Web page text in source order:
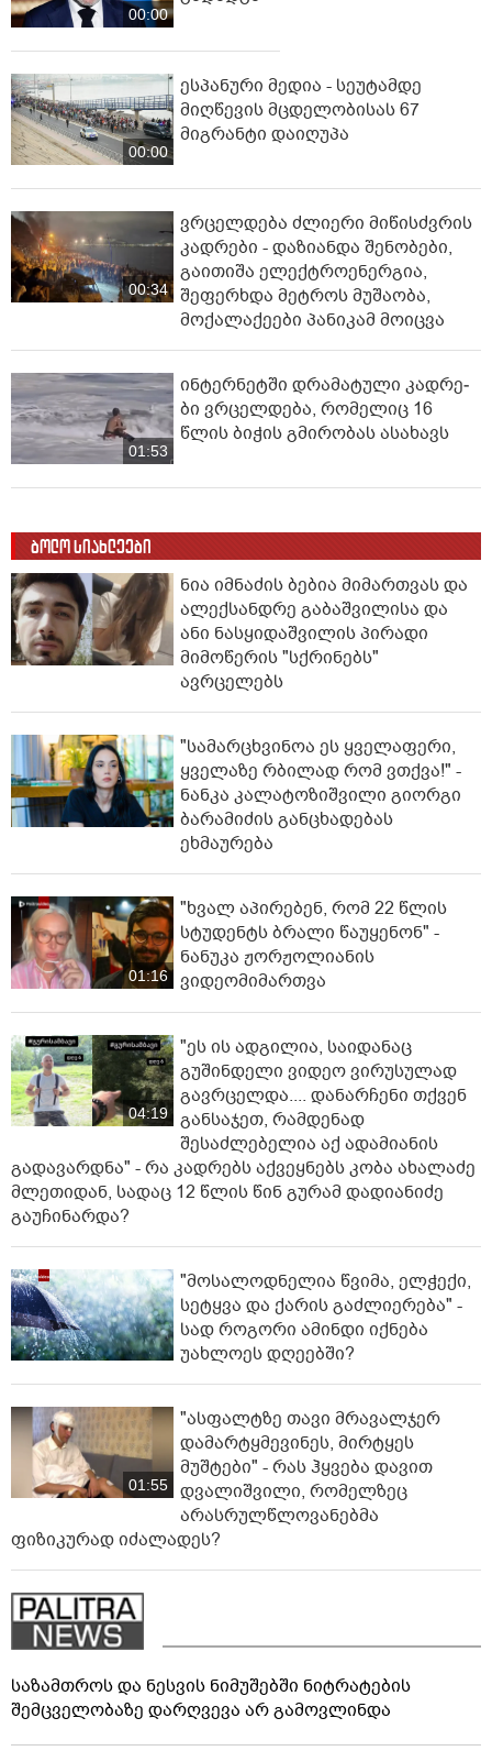
00:00
00:00
ესპანური მედია - სეუტამდე
მიღწევის მცდელობისას 67
მიგრანტი დაიღუპა
00:34
ვრცელდება ძლიერი მიწისძვრის
კადრები - დაზიანდა შენობები,
გაითიშა ელექტროენერგია,
შეფერხდა მეტროს მუშაობა,
მოქალაქეები პანიკამ მოიცვა
01:53
ინ­ტერ­ნეტ­ში დრა­მა­ტუ­ლი კად­რე­
ბი ვრცელდება, რომელიც 16
წლის ბიჭის გმირობას ასახავს
ბოლო სიახლეები
ნია იმნაძის ბებია მიმართვას და
ალექსანდრე გაბაშვილისა და
ანი ნასყიდაშვილის პირადი
მიმოწერის "სქრინებს"
ავრცელებს
"სა­მარ­ცხვი­ნოა ეს ყვე­ლა­ფე­რი,
ყვე­ლა­ზე რბი­ლად რომ ვთქვა!" -
ნანკა კალატოზიშვილი გიორგი
ბარამიძის განცხადებას
ეხმაურება
01:16
"ხვალ აპირებენ, რომ 22 წლის
სტუდენტს ბრალი წაუყენონ" -
ნანუკა ჟორჟოლიანის
ვიდეომიმართვა
04:19
"ეს ის ადგილია, საიდანაც
გუშინდელი ვიდეო ვირუსულად
გავრცელდა.... დანარჩენი თქვენ
განსაჯეთ, რამდენად
შესაძლებელია აქ ადამიანის
გადავარდნა" - რა კადრებს აქვეყნებს კობა ახალაძე
მლეთიდან, სადაც 12 წლის წინ გურამ დადიანიძე
გაუჩინარდა?
"მოსალოდნელია წვიმა, ელჭექი,
სეტყვა და ქარის გაძლიერება" -
სად როგორი ამინდი იქნება
უახლოეს დღეებში?
01:55
"ასფალტზე თავი მრავალჯერ
დამარტყმევინეს, მირტყეს
მუშტები" - რას ჰყვება დავით
დვალიშვილი, რომელზეც
არასრულწლოვანებმა
ფიზიკურად იძალადეს?
საზამთროს და ნესვის ნიმუშებში ნიტრატების
შემცველობაზე დარღვევა არ გამოვლინდა